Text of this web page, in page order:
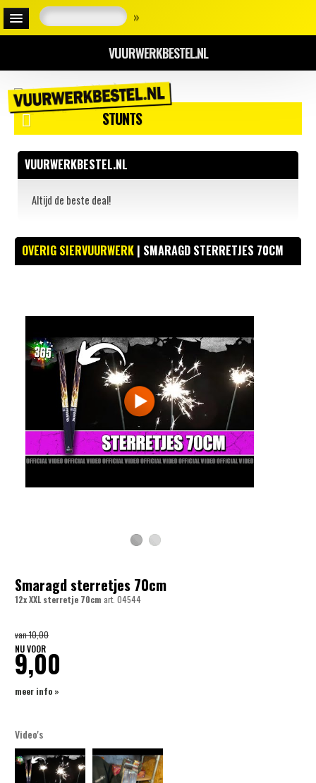
»
VUURWERKBESTEL.NL
STUNTS
VUURWERKBESTEL.NL
Altijd de beste deal!
OVERIG SIERVUURWERK | SMARAGD STERRETJES 70CM
Smaragd sterretjes 70cm
12x XXL sterretje 70cm art. 04544
van10,00
NU VOOR
9,00
meer info »
Video's